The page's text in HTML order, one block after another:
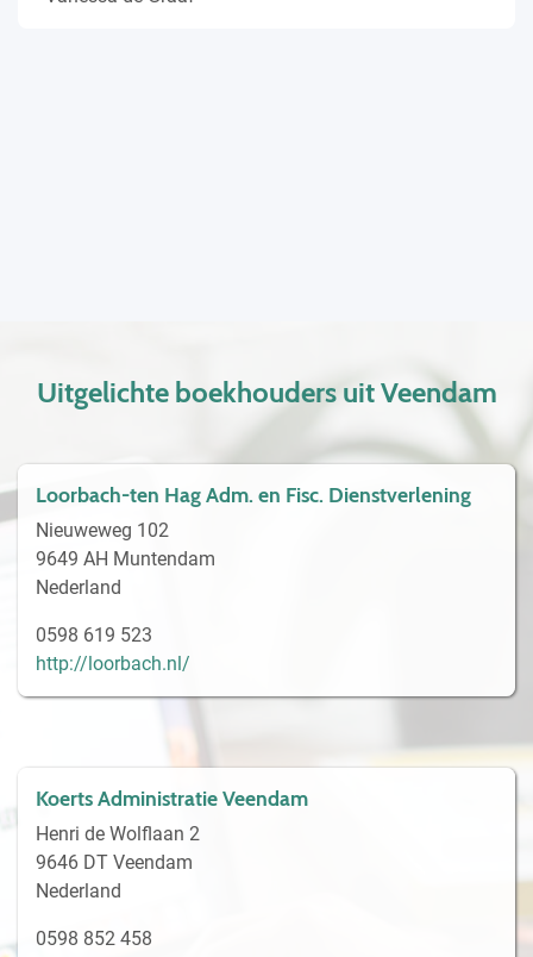
Uitgelichte boekhouders uit Veendam
Loorbach-ten Hag Adm. en Fisc. Dienstverlening
Nieuweweg 102
9649 AH Muntendam
Nederland
0598 619 523
http://loorbach.nl/
Koerts Administratie Veendam
Henri de Wolflaan 2
9646 DT Veendam
Nederland
0598 852 458